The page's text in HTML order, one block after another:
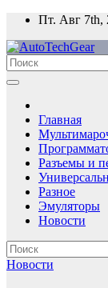
Перейти
содержимому
Пт. Авг 7th,
Главная
Разъемы и
Разное
Эмуляторы
Новости
Новости